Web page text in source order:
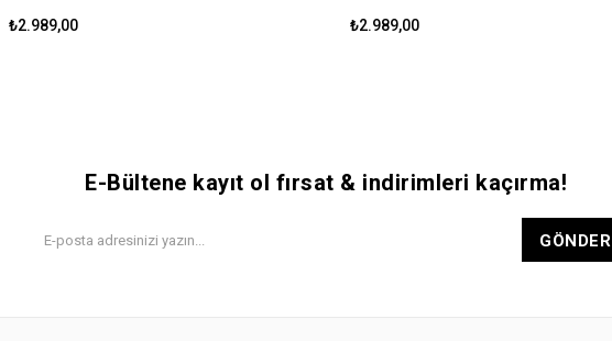
₺2.989,00 ₺2.989,00
E-Bültene kayıt ol fırsat & indirimleri kaçırma!
GÖNDER